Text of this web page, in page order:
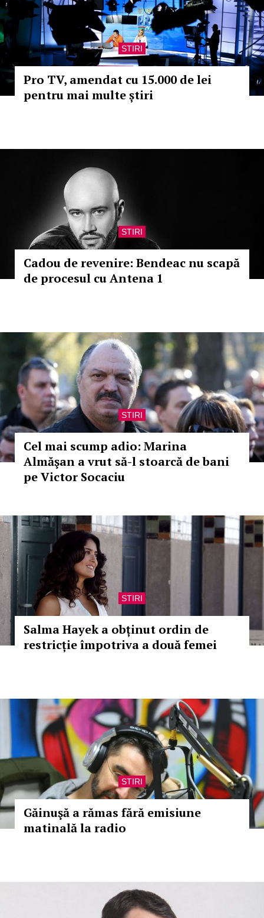
STIRI
Pro TV, amendat cu 15.000 de lei
pentru mai multe știri
STIRI
Cadou de revenire: Bendeac nu scapă
de procesul cu Antena 1
STIRI
Cel mai scump adio: Marina
Almăşan a vrut să-l stoarcă de bani
pe Victor Socaciu
STIRI
Salma Hayek a obținut ordin de
restricție împotriva a două femei
STIRI
Găinuşă a rămas fără emisiune
matinală la radio